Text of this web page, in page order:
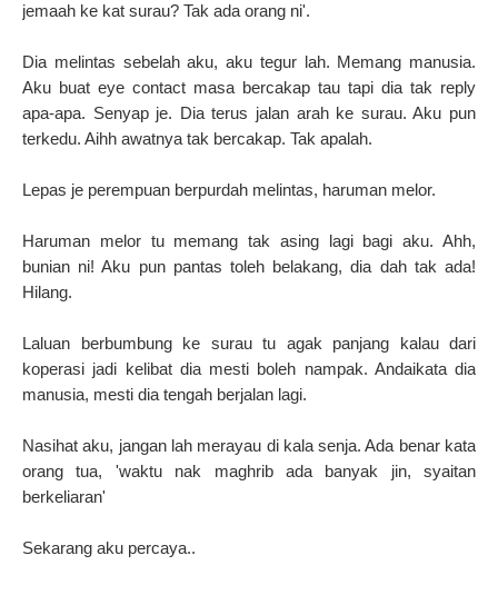
jemaah ke kat surau? Tak ada orang ni'.
Dia melintas sebelah aku, aku tegur lah. Memang manusia.
Aku buat eye contact masa bercakap tau tapi dia tak reply
apa-apa. Senyap je. Dia terus jalan arah ke surau. Aku pun
terkedu. Aihh awatnya tak bercakap. Tak apalah.
Lepas je perempuan berpurdah melintas, haruman melor.
Haruman melor tu memang tak asing lagi bagi aku. Ahh,
bunian ni! Aku pun pantas toleh belakang, dia dah tak ada!
Hilang.
Laluan berbumbung ke surau tu agak panjang kalau dari
koperasi jadi kelibat dia mesti boleh nampak. Andaikata dia
manusia, mesti dia tengah berjalan lagi.
Nasihat aku, jangan lah merayau di kala senja. Ada benar kata
orang tua, 'waktu nak maghrib ada banyak jin, syaitan
berkeliaran'
Sekarang aku percaya..